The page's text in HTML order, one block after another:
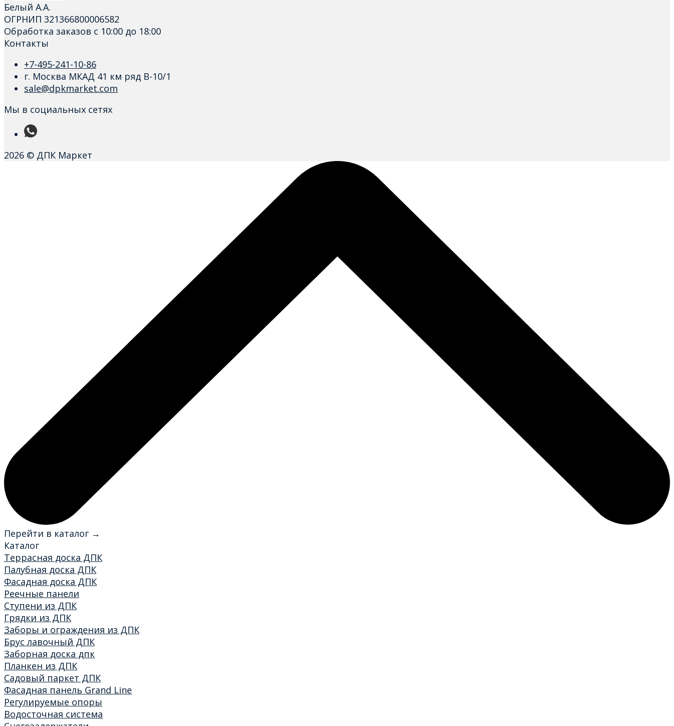
Белый А.А.
ОГРНИП 321366800006582
Обработка заказов с 10:00 до 18:00
Контакты
+7-495-241-10-86
г. Москва МКАД 41 км ряд В-10/1
sale@dpkmarket.com
Мы в социальных сетях
2026 © ДПК Маркет
Перейти в каталог →
Каталог
Террасная доска ДПК
Палубная доска ДПК
Фасадная доска ДПК
Реечные панели
Ступени из ДПК
Грядки из ДПК
Заборы и ограждения из ДПК
Брус лавочный ДПК
Заборная доска дпк
Планкен из ДПК
Садовый паркет ДПК
Фасадная панель Grand Line
Регулируемые опоры
Водосточная система